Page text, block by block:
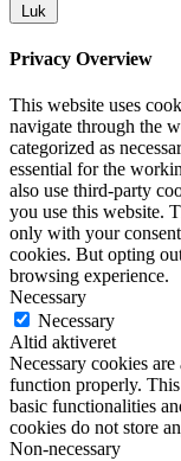
Luk
Privacy Overview
This website uses
navigate through the
categorized as
essential for the
also use third-party
you use this website.
only with your
cookies. But opting
browsing experience.
Necessary
Necessary
Altid aktiveret
Necessary cookies
function properly.
basic functionalities
cookies do not store
Non-necessary